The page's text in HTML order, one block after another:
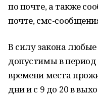
по почте, а также
почте, смс-
В силу закона
допустимы в период
времени места
дни и с 9 до 20 в